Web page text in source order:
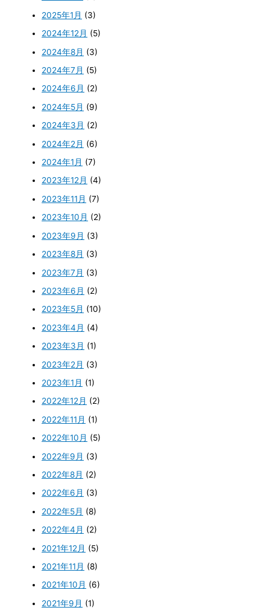
2025年1月 (3)
2024年12月 (5)
2024年8月 (3)
2024年7月 (5)
2024年6月 (2)
2024年5月 (9)
2024年3月 (2)
2024年2月 (6)
2024年1月 (7)
2023年12月 (4)
2023年11月 (7)
2023年10月 (2)
2023年9月 (3)
2023年8月 (3)
2023年7月 (3)
2023年6月 (2)
2023年5月 (10)
2023年4月 (4)
2023年3月 (1)
2023年2月 (3)
2023年1月 (1)
2022年12月 (2)
2022年11月 (1)
2022年10月 (5)
2022年9月 (3)
2022年8月 (2)
2022年6月 (3)
2022年5月 (8)
2022年4月 (2)
2021年12月 (5)
2021年11月 (8)
2021年10月 (6)
2021年9月 (1)